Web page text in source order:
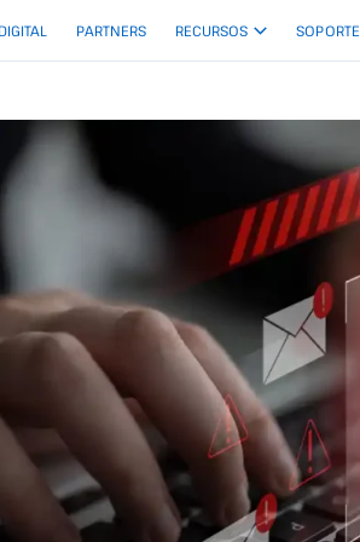
PARTNERS RECURSOS SOPORTE